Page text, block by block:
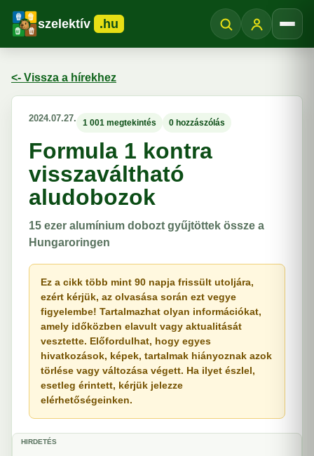
szelektív .hu
<- Vissza a hírekhez
2024.07.27. 1 001 megtekintés 0 hozzászólás
Formula 1 kontra
visszaváltható
aludobozok
15 ezer alumínium dobozt gyűjtöttek össze a
Hungaroringen
Ez a cikk több mint 90 napja frissült utoljára,
ezért kérjük, az olvasása során ezt vegye
figyelembe! Tartalmazhat olyan információkat,
amely időközben elavult vagy aktualitását
vesztette. Előfordulhat, hogy egyes
hivatkozások, képek, tartalmak hiányoznak azok
törlése vagy változása végett. Ha ilyet észlel,
esetleg érintett, kérjük jelezze
elérhetőségeinken.
HIRDETÉS